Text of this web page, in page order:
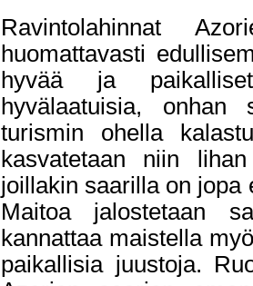
Ravintolahinnat
huomattavasti
hyvää ja
hyvälaatuisia, onhan
turismin ohella
kasvatetaan niin
joillakin saarilla on jopa
Maitoa jalostetaan
kannattaa maistella
paikallisia juustoja.